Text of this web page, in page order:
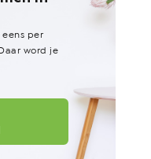
eens per
word je